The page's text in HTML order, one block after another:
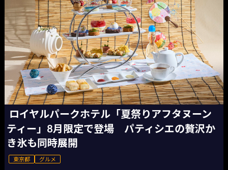
ロイヤルパークホテル「夏祭りアフタヌーン
ティー」8月限定で登場 パティシエの贅沢か
き氷も同時展開
東京都 グルメ